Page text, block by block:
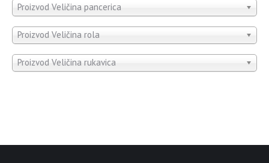
Proizvod Veličina pancerica
Proizvod Veličina rola
Proizvod Veličina rukavica